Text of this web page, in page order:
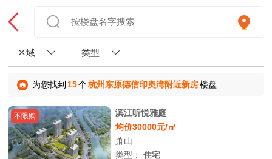
区域 类型
为您找到 15个杭州东原德信印奥湾附近新房楼盘
不限购
滨江听悦雅庭
均价30000元/㎡
萧山
类型：住宅